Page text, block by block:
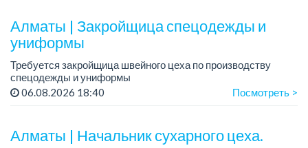
Алматы | Закройщица спецодежды и
униформы
Требуется закройщица швейного цеха по производству
спецодежды и униформы
Рабочий день с 9:00 до 18:00
06.08.2026 18:40 Посмотреть >
Алматы | Начальник сухарного цеха.